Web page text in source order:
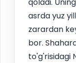
qoladi.
asrda yuz
zarardan
bor.
to'g'risidagi